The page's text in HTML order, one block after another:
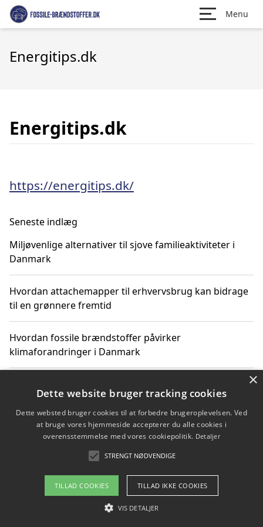
Menu
Energitips.dk
Energitips.dk
https://energitips.dk/
Seneste indlæg
Miljøvenlige alternativer til sjove familieaktiviteter i
Danmark
Hvordan attachemapper til erhvervsbrug kan bidrage
til en grønnere fremtid
Hvordan fossile brændstoffer påvirker
klimaforandringer i Danmark
klimaændringer
Hvordan citater om fossile brændstoffer kan ændre
Copyright 2026 - Pilanto Aps
Om / kontakt
×
Dette website bruger tracking cookies
Dette websted bruger cookies til at forbedre brugeroplevelsen. Ved
at bruge vores hjemmeside accepterer du alle cookies i
overensstemmelse med vores cookiepolitik. Detaljer
STRENGT NØDVENDIGE
TILLAD COOKIES TILLAD IKKE COOKIES
VIS DETALJER